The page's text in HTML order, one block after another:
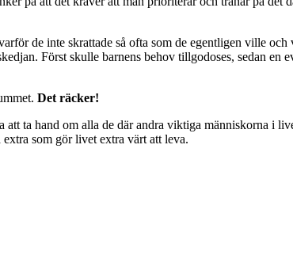
de inte skrattade så ofta som de egentligen ville
Först skulle barnens behov tillgodoses, sedan en
Det räcker!
ta hand om alla de där andra viktiga människorna i
som gör livet extra värt att leva.